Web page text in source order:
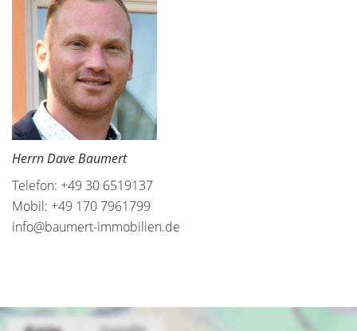
Herrn Dave Baumert
Telefon: +49 30 6519137
Mobil: +49 170 7961799
info@baumert-immobilien.de